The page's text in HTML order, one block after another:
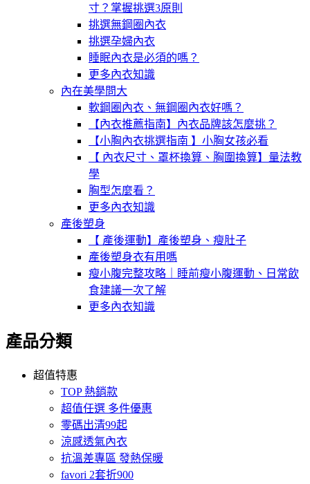
寸？掌握挑選3原則
挑選無鋼圈內衣
挑選孕婦內衣
睡眠內衣是必須的嗎？
更多內衣知識
內在美學問大
軟鋼圈內衣、無鋼圈內衣好嗎？
【內衣推薦指南】內衣品牌該怎麼挑？
【小胸內衣挑選指南 】小胸女孩必看
【 內衣尺寸、罩杯換算、胸圍換算】量法教
學
胸型怎麼看？
更多內衣知識
產後塑身
【 產後運動】產後塑身、瘦肚子
產後塑身衣有用嗎
瘦小腹完整攻略｜睡前瘦小腹運動、日常飲
食建議一次了解
更多內衣知識
產品分類
超值特惠
TOP 熱銷款
超值任選 多件優惠
零碼出清99起
涼感透氣內衣
抗溫差專區 發熱保暖
favori 2套折900